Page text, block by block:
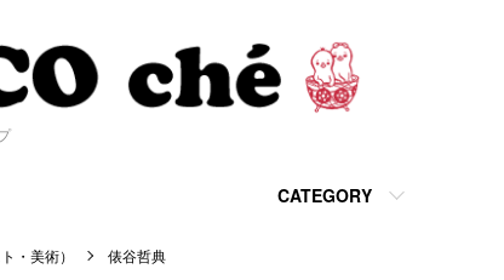
CATEGORY
・美術） 俵谷哲典